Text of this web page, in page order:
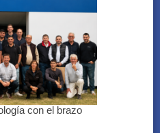
con el brazo